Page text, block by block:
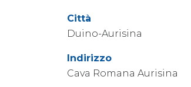
Città
Duino-Aurisina
Indirizzo
Cava Romana Aurisina